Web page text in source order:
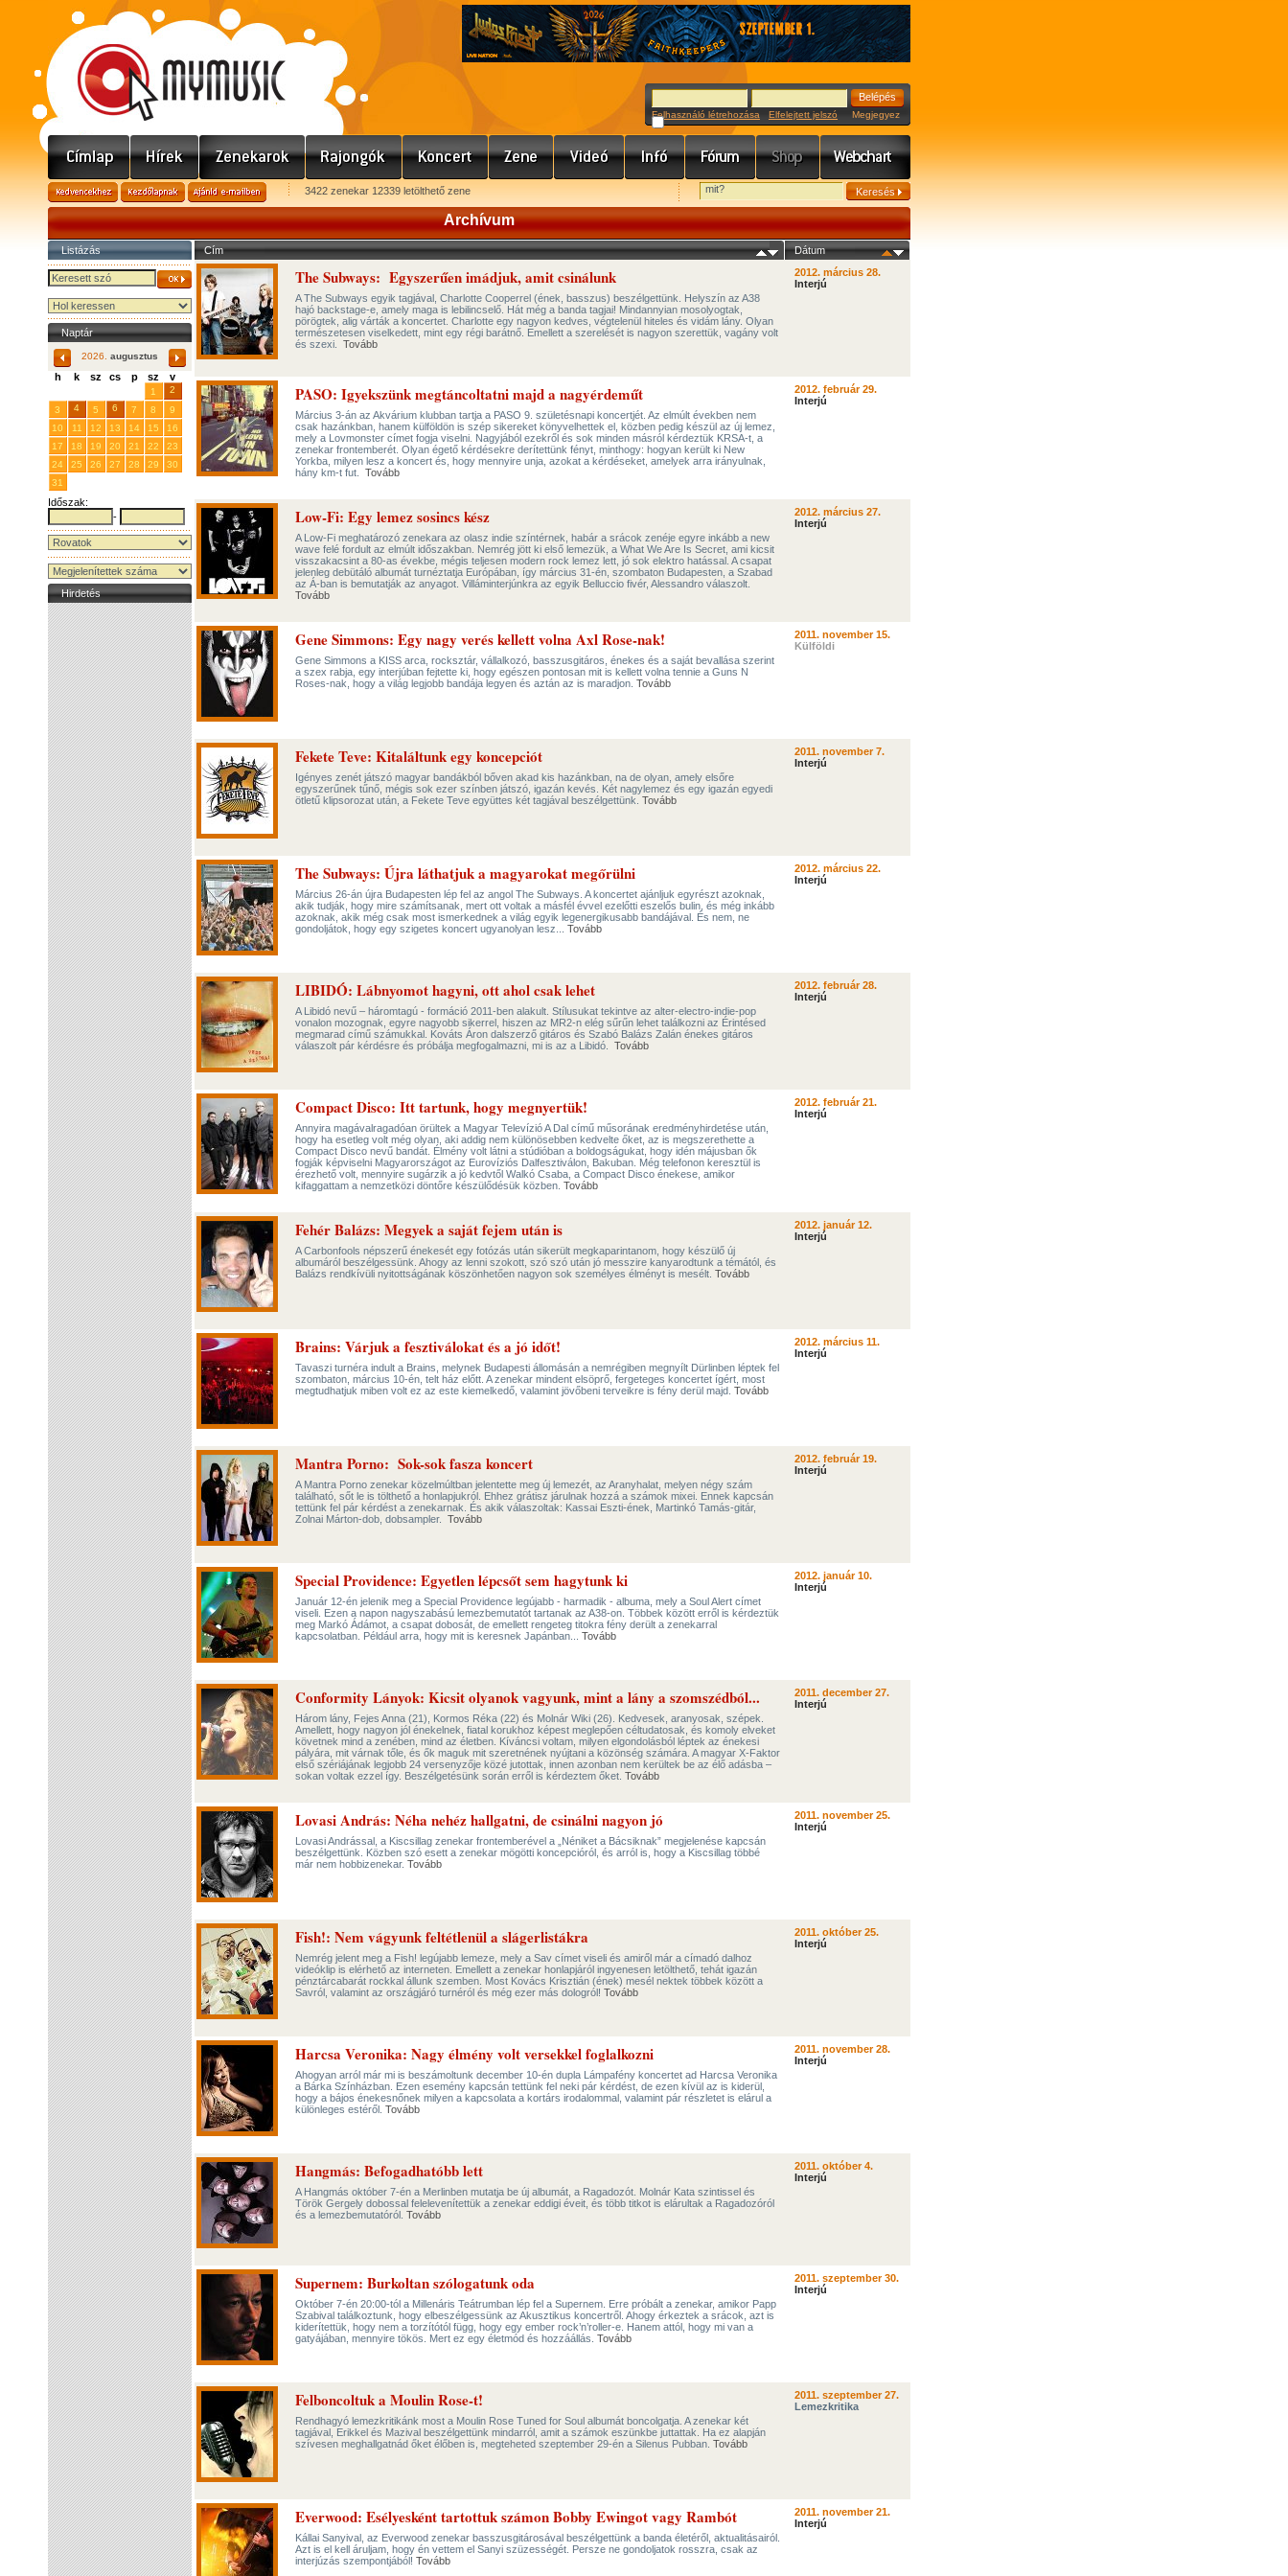
Felhasználó létrehozása Elfelejtett jelszó Megjegyez
3422 zenekar 12339 letölthető zene
Archívum
Listázás
Naptár
2026. augusztus
h k sz cs p sz v
1
2
3
4 5 6 7 8
9
10
11 12 13 14 15
16
17
18 19 20 21 22
23
24
25 26 27 28 29
30
31
Időszak:
-
Hirdetés
Cím Dátum
The Subways: Egyszerűen imádjuk, amit csinálunk
A The Subways egyik tagjával, Charlotte Cooperrel (ének, basszus) beszélgettünk. Helyszín az A38
hajó backstage-e, amely maga is lebilincselő. Hát még a banda tagjai! Mindannyian mosolyogtak,
pörögtek, alig várták a koncertet. Charlotte egy nagyon kedves, végtelenül hiteles és vidám lány. Olyan
természetesen viselkedett, mint egy régi barátnő. Emellett a szerelését is nagyon szerettük, vagány volt
és szexi. Tovább
2012. március 28.
Interjú
PASO: Igyekszünk megtáncoltatni majd a nagyérdeműt
Március 3-án az Akvárium klubban tartja a PASO 9. születésnapi koncertjét. Az elmúlt években nem
csak hazánkban, hanem külföldön is szép sikereket könyvelhettek el, közben pedig készül az új lemez,
mely a Lovmonster címet fogja viselni. Nagyjából ezekről és sok minden másról kérdeztük KRSA-t, a
zenekar frontemberét. Olyan égető kérdésekre derítettünk fényt, minthogy: hogyan került ki New
Yorkba, milyen lesz a koncert és, hogy mennyire unja, azokat a kérdéseket, amelyek arra irányulnak,
hány km-t fut. Tovább
2012. február 29.
Interjú
Low-Fi: Egy lemez sosincs kész
A Low-Fi meghatározó zenekara az olasz indie színtérnek, habár a srácok zenéje egyre inkább a new
wave felé fordult az elmúlt időszakban. Nemrég jött ki első lemezük, a What We Are Is Secret, ami kicsit
visszakacsint a 80-as évekbe, mégis teljesen modern rock lemez lett, jó sok elektro hatással. A csapat
jelenleg debütáló albumát turnéztatja Európában, így március 31-én, szombaton Budapesten, a Szabad
az Á-ban is bemutatják az anyagot. Villáminterjúnkra az egyik Belluccio fivér, Alessandro válaszolt.
Tovább
2012. március 27.
Interjú
Gene Simmons: Egy nagy verés kellett volna Axl Rose-nak!
Gene Simmons a KISS arca, rocksztár, vállalkozó, basszusgitáros, énekes és a saját bevallása szerint
a szex rabja, egy interjúban fejtette ki, hogy egészen pontosan mit is kellett volna tennie a Guns N
Roses-nak, hogy a világ legjobb bandája legyen és aztán az is maradjon. Tovább
2011. november 15.
Külföldi
Fekete Teve: Kitaláltunk egy koncepciót
Igényes zenét játszó magyar bandákból bőven akad kis hazánkban, na de olyan, amely elsőre
egyszerűnek tűnő, mégis sok ezer színben játszó, igazán kevés. Két nagylemez és egy igazán egyedi
ötletű klipsorozat után, a Fekete Teve együttes két tagjával beszélgettünk. Tovább
2011. november 7.
Interjú
The Subways: Újra láthatjuk a magyarokat megőrülni
Március 26-án újra Budapesten lép fel az angol The Subways. A koncertet ajánljuk egyrészt azoknak,
akik tudják, hogy mire számítsanak, mert ott voltak a másfél évvel ezelőtti eszelős bulin, és még inkább
azoknak, akik még csak most ismerkednek a világ egyik legenergikusabb bandájával. És nem, ne
gondoljátok, hogy egy szigetes koncert ugyanolyan lesz... Tovább
2012. március 22.
Interjú
LIBIDÓ: Lábnyomot hagyni, ott ahol csak lehet
A Libidó nevű – háromtagú - formáció 2011-ben alakult. Stílusukat tekintve az alter-electro-indie-pop
vonalon mozognak, egyre nagyobb sikerrel, hiszen az MR2-n elég sűrűn lehet találkozni az Érintésed
megmarad című számukkal. Kováts Áron dalszerző gitáros és Szabó Balázs Zalán énekes gitáros
válaszolt pár kérdésre és próbálja megfogalmazni, mi is az a Libidó. Tovább
2012. február 28.
Interjú
Compact Disco: Itt tartunk, hogy megnyertük!
Annyira magávalragadóan örültek a Magyar Televízió A Dal című műsorának eredményhirdetése után,
hogy ha esetleg volt még olyan, aki addig nem különösebben kedvelte őket, az is megszerethette a
Compact Disco nevű bandát. Élmény volt látni a stúdióban a boldogságukat, hogy idén májusban ők
fogják képviselni Magyarországot az Eurovíziós Dalfesztiválon, Bakuban. Még telefonon keresztül is
érezhető volt, mennyire sugárzik a jó kedvtől Walkó Csaba, a Compact Disco énekese, amikor
kifaggattam a nemzetközi döntőre készülődésük közben. Tovább
2012. február 21.
Interjú
Fehér Balázs: Megyek a saját fejem után is
A Carbonfools népszerű énekesét egy fotózás után sikerült megkaparintanom, hogy készülő új
albumáról beszélgessünk. Ahogy az lenni szokott, szó szó után jó messzire kanyarodtunk a témától, és
Balázs rendkívüli nyitottságának köszönhetően nagyon sok személyes élményt is mesélt. Tovább
2012. január 12.
Interjú
Brains: Várjuk a fesztiválokat és a jó időt!
Tavaszi turnéra indult a Brains, melynek Budapesti állomásán a nemrégiben megnyílt Dürlinben léptek fel
szombaton, március 10-én, telt ház előtt. A zenekar mindent elsöprő, fergeteges koncertet ígért, most
megtudhatjuk miben volt ez az este kiemelkedő, valamint jövőbeni terveikre is fény derül majd. Tovább
2012. március 11.
Interjú
Mantra Porno: Sok-sok fasza koncert
A Mantra Porno zenekar közelmúltban jelentette meg új lemezét, az Aranyhalat, melyen négy szám
található, sőt le is tölthető a honlapjukról. Ehhez grátisz járulnak hozzá a számok mixei. Ennek kapcsán
tettünk fel pár kérdést a zenekarnak. És akik válaszoltak: Kassai Eszti-ének, Martinkó Tamás-gitár,
Zolnai Márton-dob, dobsampler. Tovább
2012. február 19.
Interjú
Special Providence: Egyetlen lépcsőt sem hagytunk ki
Január 12-én jelenik meg a Special Providence legújabb - harmadik - albuma, mely a Soul Alert címet
viseli. Ezen a napon nagyszabású lemezbemutatót tartanak az A38-on. Többek között erről is kérdeztük
meg Markó Ádámot, a csapat dobosát, de emellett rengeteg titokra fény derült a zenekarral
kapcsolatban. Például arra, hogy mit is keresnek Japánban... Tovább
2012. január 10.
Interjú
Conformity Lányok: Kicsit olyanok vagyunk, mint a lány a szomszédból...
Három lány, Fejes Anna (21), Kormos Réka (22) és Molnár Wiki (26). Kedvesek, aranyosak, szépek.
Amellett, hogy nagyon jól énekelnek, fiatal korukhoz képest meglepően céltudatosak, és komoly elveket
követnek mind a zenében, mind az életben. Kíváncsi voltam, milyen elgondolásból léptek az énekesi
pályára, mit várnak tőle, és ők maguk mit szeretnének nyújtani a közönség számára. A magyar X-Faktor
első szériájának legjobb 24 versenyzője közé jutottak, innen azonban nem kerültek be az élő adásba –
sokan voltak ezzel így. Beszélgetésünk során erről is kérdeztem őket. Tovább
2011. december 27.
Interjú
Lovasi András: Néha nehéz hallgatni, de csinálni nagyon jó
Lovasi Andrással, a Kiscsillag zenekar frontemberével a „Néniket a Bácsiknak” megjelenése kapcsán
beszélgettünk. Közben szó esett a zenekar mögötti koncepcióról, és arról is, hogy a Kiscsillag többé
már nem hobbizenekar. Tovább
2011. november 25.
Interjú
Fish!: Nem vágyunk feltétlenül a slágerlistákra
Nemrég jelent meg a Fish! legújabb lemeze, mely a Sav címet viseli és amiről már a címadó dalhoz
videóklip is elérhető az interneten. Emellett a zenekar honlapjáról ingyenesen letölthető, tehát igazán
pénztárcabarát rockkal állunk szemben. Most Kovács Krisztián (ének) mesél nektek többek között a
Savról, valamint az országjáró turnéról és még ezer más dologról! Tovább
2011. október 25.
Interjú
Harcsa Veronika: Nagy élmény volt versekkel foglalkozni
Ahogyan arról már mi is beszámoltunk december 10-én dupla Lámpafény koncertet ad Harcsa Veronika
a Bárka Színházban. Ezen esemény kapcsán tettünk fel neki pár kérdést, de ezen kívül az is kiderül,
hogy a bájos énekesnőnek milyen a kapcsolata a kortárs irodalommal, valamint pár részletet is elárul a
különleges estéről. Tovább
2011. november 28.
Interjú
Hangmás: Befogadhatóbb lett
A Hangmás október 7-én a Merlinben mutatja be új albumát, a Ragadozót. Molnár Kata szintissel és
Török Gergely dobossal felelevenítettük a zenekar eddigi éveit, és több titkot is elárultak a Ragadozóról
és a lemezbemutatóról. Tovább
2011. október 4.
Interjú
Supernem: Burkoltan szólogatunk oda
Október 7-én 20:00-tól a Millenáris Teátrumban lép fel a Supernem. Erre próbált a zenekar, amikor Papp
Szabival találkoztunk, hogy elbeszélgessünk az Akusztikus koncertről. Ahogy érkeztek a srácok, azt is
kiderítettük, hogy nem a torzítótól függ, hogy egy ember rock’n’roller-e. Hanem attól, hogy mi van a
gatyájában, mennyire tökös. Mert ez egy életmód és hozzáállás. Tovább
2011. szeptember 30.
Interjú
Felboncoltuk a Moulin Rose-t!
Rendhagyó lemezkritikánk most a Moulin Rose Tuned for Soul albumát boncolgatja. A zenekar két
tagjával, Erikkel és Mazival beszélgettünk mindarról, amit a számok eszünkbe juttattak. Ha ez alapján
szívesen meghallgatnád őket élőben is, megteheted szeptember 29-én a Silenus Pubban. Tovább
2011. szeptember 27.
Lemezkritika
Everwood: Esélyesként tartottuk számon Bobby Ewingot vagy Rambót
Kállai Sanyival, az Everwood zenekar basszusgitárosával beszélgettünk a banda életéről, aktualitásairól.
Azt is el kell áruljam, hogy én vettem el Sanyi szüzességét. Persze ne gondoljatok rosszra, csak az
interjúzás szempontjából! Tovább
2011. november 21.
Interjú